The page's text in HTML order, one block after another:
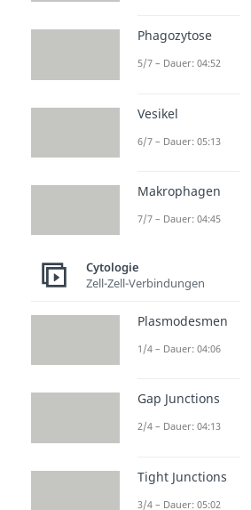
dockt
bringt die
es
E-Stelle
wird die
die tRNA
Schon
sich
einer
an. Es
oder
Phagozytose
5/7 – Dauer: 04:52
Vesikel
6/7 – Dauer: 05:13
Makrophagen
7/7 – Dauer: 04:45
Cytologie
Zell-Zell-Verbindungen
Plasmodesmen
1/4 – Dauer: 04:06
Gap Junctions
2/4 – Dauer: 04:13
Tight Junctions
3/4 – Dauer: 05:02